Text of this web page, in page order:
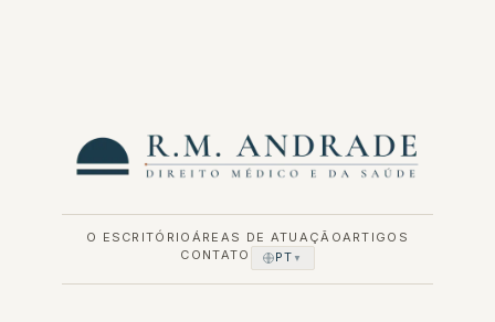
O ESCRITÓRIO ÁREAS DE ATUAÇÃOARTIGOS
CONTATO
PT ▼